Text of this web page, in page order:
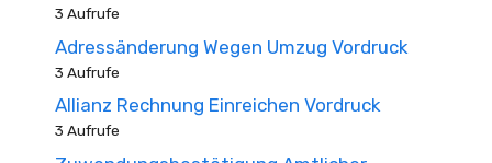
3 Aufrufe
Adressänderung Wegen Umzug Vordruck
3 Aufrufe
Allianz Rechnung Einreichen Vordruck
3 Aufrufe